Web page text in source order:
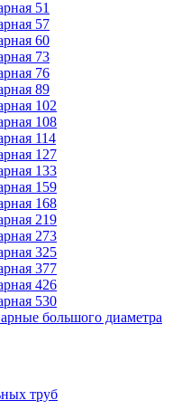
51
57
60
73
76
89
102
108
114
127
133
159
168
219
273
325
377
426
530
большого диаметра
труб